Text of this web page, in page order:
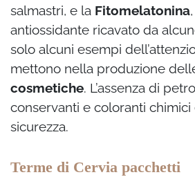
salmastri, e la Fitomelatonina
antiossidante ricavato da
solo alcuni esempi
mettono nella produzione
cosmetiche. L’assenza di
conservanti e coloranti chimici
sicurezza.
Terme di Cervia pacchetti